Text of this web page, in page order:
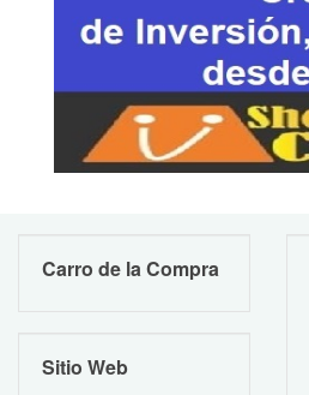
Carro de la Compra
Sitio Web